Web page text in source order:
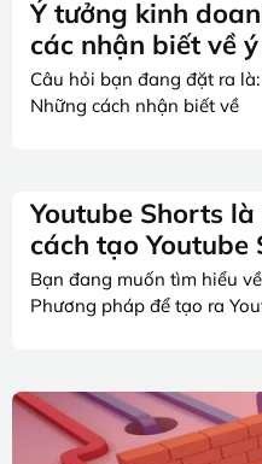
Ý tưởng kinh
các nhận biết về
Câu hỏi bạn đang đặt ra
Những cách nhận biết về
Youtube Shorts
cách tạo
Bạn đang muốn tìm hiểu
Phương pháp để tạo ra